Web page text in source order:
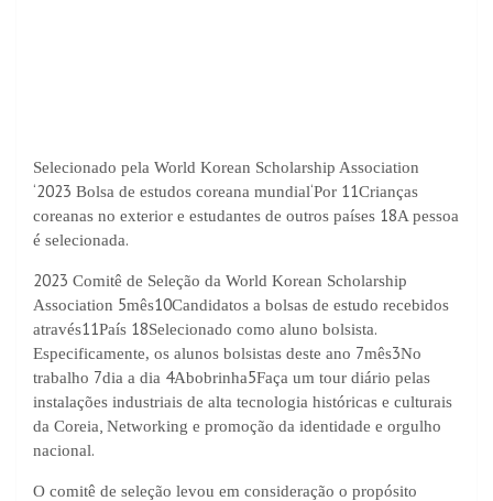
Selecionado pela World Korean Scholarship Association
‘2023 Bolsa de estudos coreana mundial‘Por 11Crianças
coreanas no exterior e estudantes de outros países 18A pessoa
é selecionada.
2023 Comitê de Seleção da World Korean Scholarship
Association 5mês10Candidatos a bolsas de estudo recebidos
através11País 18Selecionado como aluno bolsista.
Especificamente, os alunos bolsistas deste ano 7mês3No
trabalho 7dia a dia 4Abobrinha5Faça um tour diário pelas
instalações industriais de alta tecnologia históricas e culturais
da Coreia, Networking e promoção da identidade e orgulho
nacional.
O comitê de seleção levou em consideração o propósito